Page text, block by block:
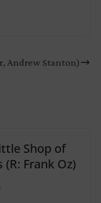
Andrew Stanton)
Shop of
Frank Oz)